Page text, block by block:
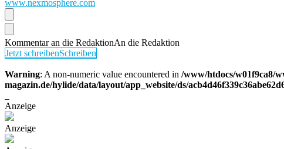
www.nexmosphere.com
Kommentar an die RedaktionAn die Redaktion
Jetzt schreibenSchreiben
Warning: A non-numeric value encountered in /www/htdocs/w01f9ca8/
magazin.de/hylide/data/layout/app_website/ds/
Anzeige
Anzeige